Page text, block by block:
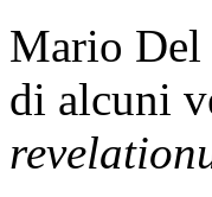
Mario Del
di alcuni